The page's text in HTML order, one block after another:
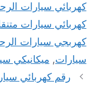
كهربائي سيارات
كهربائي سيارات
كهربجي سيارات
سيارات, ميكانيكي